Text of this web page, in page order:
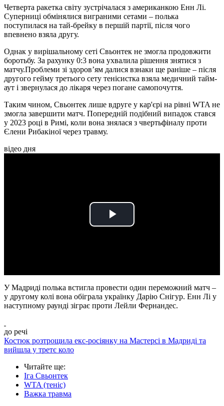
Четверта ракетка світу зустрічалася з американкою Енн Лі.
Суперниці обмінялися виграними сетами – полька
поступилася на тай-брейку в першій партії, після чого
впевнено взяла другу.
Однак у вирішальному сеті Свьонтек не змогла продовжити
боротьбу. За рахунку 0:3 вона ухвалила рішення знятися з
матчу.Проблеми зі здоров’ям далися взнаки ще раніше – після
другого гейму третього сету тенісистка взяла медичний тайм-
аут і звернулася до лікаря через погане самопочуття.
Таким чином, Свьонтек лише вдруге у кар'єрі на рівні WTA не
змогла завершити матч. Попередній подібний випадок стався
у 2023 році в Римі, коли вона знялася з чвертьфіналу проти
Єлени Рибакіної через травму.
відео дня
Play
У Мадриді полька встигла провести один переможний матч –
у другому колі вона обіграла українку Дарію Снігур. Енн Лі у
наступному раунді зіграє проти Лейли Фернандес.
до речі
Костюк розтрощила екс-росіянку на Мастерсі в Мадриді та
вийшла у третє коло
Читайте ще:
Іга Свьонтек
WTA (теніс)
Важка травма